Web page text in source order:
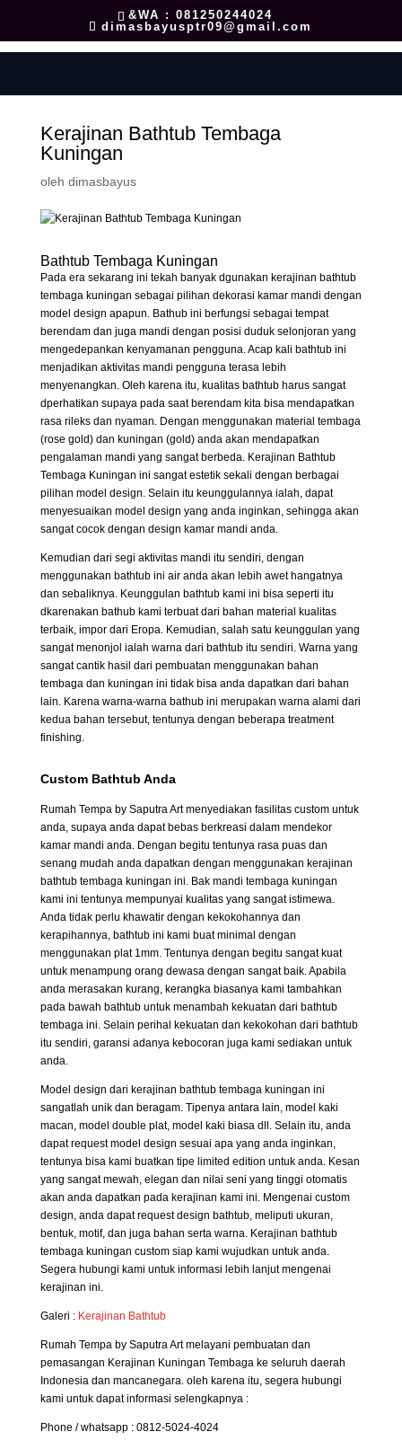
&WA : 081250244024
dimasbayusptr09@gmail.com
Kerajinan Bathtub Tembaga
Kuningan
oleh dimasbayus
Bathtub Tembaga Kuningan
Pada era sekarang ini tekah banyak dgunakan kerajinan bathtub
tembaga kuningan sebagai pilihan dekorasi kamar mandi dengan
model design apapun. Bathub ini berfungsi sebagai tempat
berendam dan juga mandi dengan posisi duduk selonjoran yang
mengedepankan kenyamanan pengguna. Acap kali bathtub ini
menjadikan aktivitas mandi pengguna terasa lebih
menyenangkan. Oleh karena itu, kualitas bathtub harus sangat
dperhatikan supaya pada saat berendam kita bisa mendapatkan
rasa rileks dan nyaman. Dengan menggunakan material tembaga
(rose gold) dan kuningan (gold) anda akan mendapatkan
pengalaman mandi yang sangat berbeda. Kerajinan Bathtub
Tembaga Kuningan ini sangat estetik sekali dengan berbagai
pilihan model design. Selain itu keunggulannya ialah, dapat
menyesuaikan model design yang anda inginkan, sehingga akan
sangat cocok dengan design kamar mandi anda.
Kemudian dari segi aktivitas mandi itu sendiri, dengan
menggunakan bathtub ini air anda akan lebih awet hangatnya
dan sebaliknya. Keunggulan bathtub kami ini bisa seperti itu
dkarenakan bathub kami terbuat dari bahan material kualitas
terbaik, impor dari Eropa. Kemudian, salah satu keunggulan yang
sangat menonjol ialah warna dari bathtub itu sendiri. Warna yang
sangat cantik hasil dari pembuatan menggunakan bahan
tembaga dan kuningan ini tidak bisa anda dapatkan dari bahan
lain. Karena warna-warna bathub ini merupakan warna alami dari
kedua bahan tersebut, tentunya dengan beberapa treatment
finishing.
Custom Bathtub Anda
Rumah Tempa by Saputra Art menyediakan fasilitas custom untuk
anda, supaya anda dapat bebas berkreasi dalam mendekor
kamar mandi anda. Dengan begitu tentunya rasa puas dan
senang mudah anda dapatkan dengan menggunakan kerajinan
bathtub tembaga kuningan ini. Bak mandi tembaga kuningan
kami ini tentunya mempunyai kualitas yang sangat istimewa.
Anda tidak perlu khawatir dengan kekokohannya dan
kerapihannya, bathtub ini kami buat minimal dengan
menggunakan plat 1mm. Tentunya dengan begitu sangat kuat
untuk menampung orang dewasa dengan sangat baik. Apabila
anda merasakan kurang, kerangka biasanya kami tambahkan
pada bawah bathtub untuk menambah kekuatan dari bathtub
tembaga ini. Selain perihal kekuatan dan kekokohan dari bathtub
itu sendiri, garansi adanya kebocoran juga kami sediakan untuk
anda.
Model design dari kerajinan bathtub tembaga kuningan ini
sangatlah unik dan beragam. Tipenya antara lain, model kaki
macan, model double plat, model kaki biasa dll. Selain itu, anda
dapat request model design sesuai apa yang anda inginkan,
tentunya bisa kami buatkan tipe limited edition untuk anda. Kesan
yang sangat mewah, elegan dan nilai seni yang tinggi otomatis
akan anda dapatkan pada kerajinan kami ini. Mengenai custom
design, anda dapat request design bathtub, meliputi ukuran,
bentuk, motif, dan juga bahan serta warna. Kerajinan bathtub
tembaga kuningan custom siap kami wujudkan untuk anda.
Segera hubungi kami untuk informasi lebih lanjut mengenai
kerajinan ini.
Galeri : Kerajinan Bathtub
Rumah Tempa by Saputra Art melayani pembuatan dan
pemasangan Kerajinan Kuningan Tembaga ke seluruh daerah
Indonesia dan mancanegara. oleh karena itu, segera hubungi
kami untuk dapat informasi selengkapnya :
Phone / whatsapp : 0812-5024-4024